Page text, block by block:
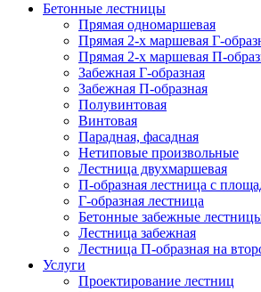
Бетонные лестницы
Прямая одномаршевая
Прямая 2-х маршевая Г-
Прямая 2-х маршевая П-
Забежная Г-образная
Забежная П-образная
Полувинтовая
Винтовая
Парадная, фасадная
Нетиповые произвольные
Лестница двухмаршевая
П-образная лестница с
Г-образная лестница
Бетонные забежные
Лестница забежная
Лестница П-образная на
Услуги
Проектирование лестниц